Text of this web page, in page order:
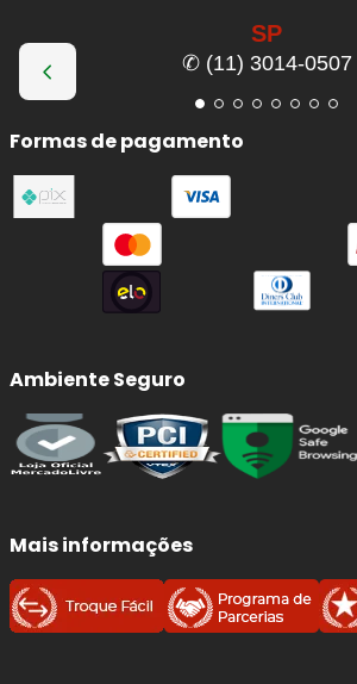
SP
✆ (11) 3014-0507
Formas de pagamento
Ambiente Seguro
Mais informações